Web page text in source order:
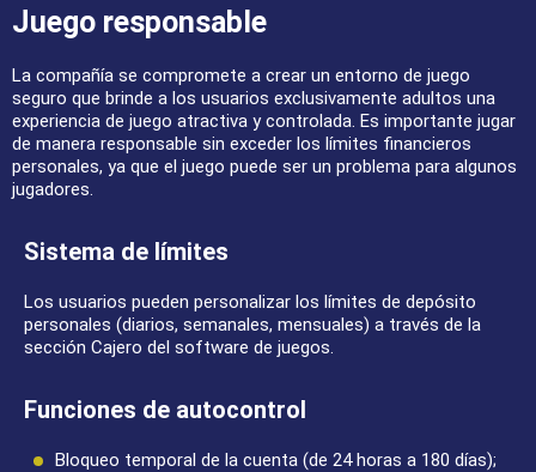
Juego responsable
La compañía se compromete a crear un entorno de juego
seguro que brinde a los usuarios exclusivamente adultos una
experiencia de juego atractiva y controlada. Es importante jugar
de manera responsable sin exceder los límites financieros
personales, ya que el juego puede ser un problema para algunos
jugadores.
Sistema de límites
Los usuarios pueden personalizar los límites de depósito
personales (diarios, semanales, mensuales) a través de la
sección Cajero del software de juegos.
Funciones de autocontrol
Bloqueo temporal de la cuenta (de 24 horas a 180 días);